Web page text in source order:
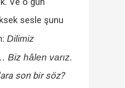
sesle şunu
Dilimiz
Biz hâlen varız.
son bir söz?